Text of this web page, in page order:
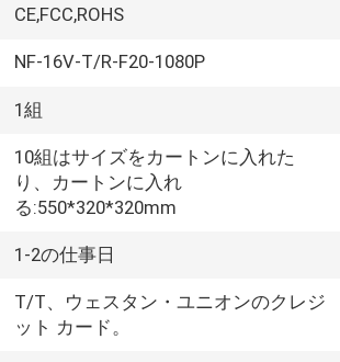
CE,FCC,ROHS
NF-16V-T/R-F20-1080P
1組
10組はサイズをカートンに入れた
り、カートンに入れ
る:550*320*320mm
1-2の仕事日
T/T、ウェスタン・ユニオンのクレジ
ット カード。